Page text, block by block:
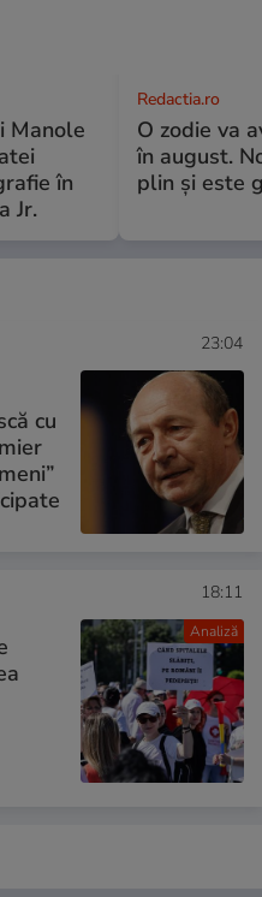
Manole
în
Jr.
Redactia.ro
O zodie va
în august.
plin și este
23:04
cu
Analiză
18:11